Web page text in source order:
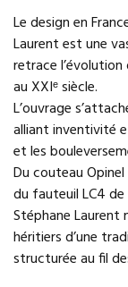
Le design en
Laurent est une
retrace
au XXIᵉ siècle.
L’ouvrage
alliant inventivité
et les
Du couteau
du fauteuil LC4 de
Stéphane Laurent
héritiers d’une
structurée au fil